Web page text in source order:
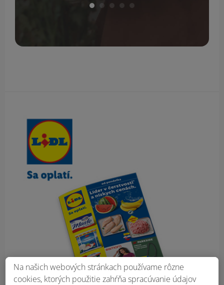
Na našich webových stránkach používame rôzne
cookies, ktorých použitie zahŕňa spracúvanie údajov